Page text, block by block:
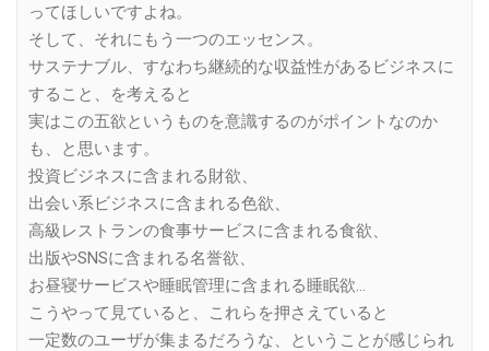
ってほしいですよね。
そして、それにもう一つのエッセンス。
サステナブル、すなわち継続的な収益性があるビジネスに
すること、を考えると
実はこの五欲というものを意識するのがポイントなのか
も、と思います。
投資ビジネスに含まれる財欲、
出会い系ビジネスに含まれる色欲、
高級レストランの食事サービスに含まれる食欲、
出版やSNSに含まれる名誉欲、
お昼寝サービスや睡眠管理に含まれる睡眠欲…
こうやって見ていると、これらを押さえていると
一定数のユーザが集まるだろうな、ということが感じられ